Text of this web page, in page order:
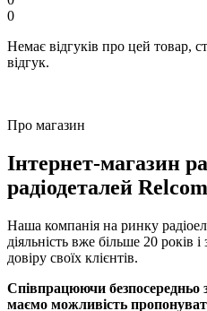
0
Немає відгуків про цей товар,
відгук.
Про магазин
Інтернет-магазин
радіодеталей
Наша компанія на ринку
діяльність вже більше 20 років
довіру своїх клієнтів.
Співпрацюючи безпосередньо
маємо можливість